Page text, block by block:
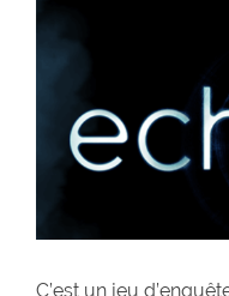
C’est un jeu